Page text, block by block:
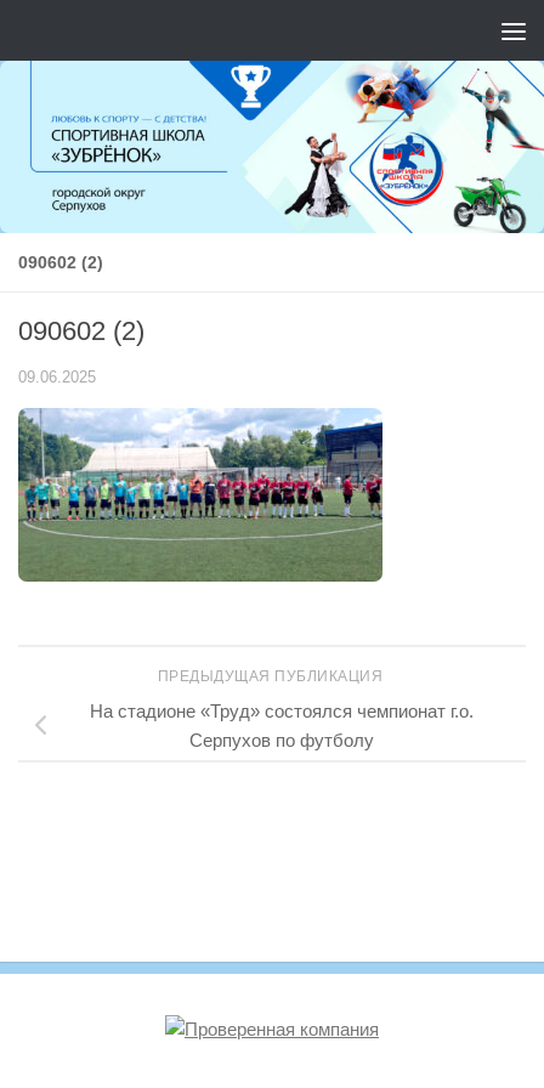
090602 (2)
090602 (2)
09.06.2025
ПРЕДЫДУЩАЯ ПУБЛИКАЦИЯ
На стадионе «Труд» состоялся чемпионат г.о.
Серпухов по футболу